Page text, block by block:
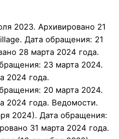
2023. Архивировано 21
Дата обращения: 21
28 марта 2024 года.
23 марта 2024.
2024 года.
20 марта 2024.
2024 года. Ведомости.
2024). Дата обращения:
31 марта 2024 года.